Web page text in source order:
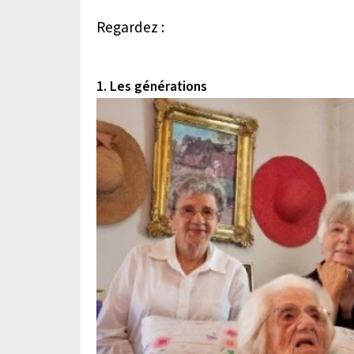
Regardez :
1. Les générations